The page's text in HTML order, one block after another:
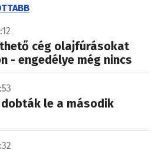
cég olajfúrásokat
- engedélye még nincs
dobták le a második